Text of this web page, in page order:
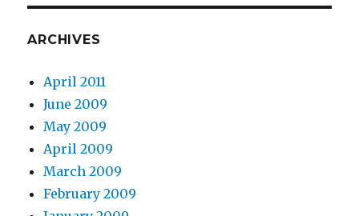
ARCHIVES
April 2011
June 2009
May 2009
April 2009
March 2009
February 2009